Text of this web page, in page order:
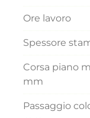
Ore lavoro
Spessore
Corsa piano
mm
Passaggio